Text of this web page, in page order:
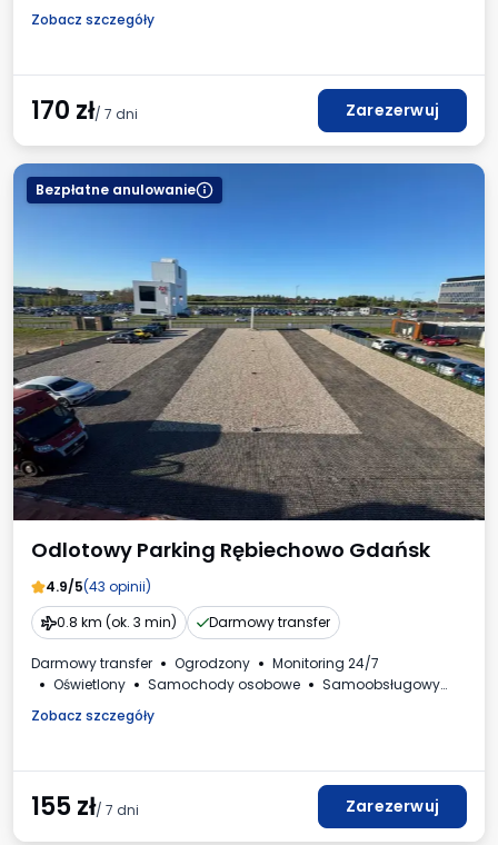
Zobacz szczegóły
170 zł/ 7 dni Zarezerwuj
Bezpłatne anulowanie
Odlotowy Parking Rębiechowo Gdańsk
4.9/5(43 opinii)
0.8 km (ok. 3 min)
Darmowy transfer
Darmowy transfer Ogrodzony
Monitoring 24/7
Oświetlony
Samochody osobowe
Samoobsługowy
Zobacz szczegóły
155zł/ 7 dni Zarezerwuj